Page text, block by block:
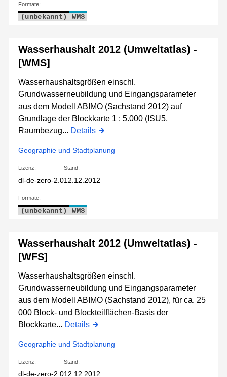
Formate:
(unbekannt) WMS
Wasserhaushalt 2012 (Umweltatlas) -
[WMS]
Wasserhaushaltsgrößen einschl.
Grundwasserneubildung und Eingangsparameter
aus dem Modell ABIMO (Sachstand 2012) auf
Grundlage der Blockkarte 1 : 5.000 (ISU5,
Raumbezug... Details
Geographie und Stadtplanung
Lizenz:
dl-de-zero-2.0
Stand:
12.12.2012
Formate:
(unbekannt) WMS
Wasserhaushalt 2012 (Umweltatlas) -
[WFS]
Wasserhaushaltsgrößen einschl.
Grundwasserneubildung und Eingangsparameter
aus dem Modell ABIMO (Sachstand 2012), für ca. 25
000 Block- und Blockteilflächen-Basis der
Blockkarte... Details
Geographie und Stadtplanung
Lizenz:
dl-de-zero-2.0
Stand:
12.12.2012